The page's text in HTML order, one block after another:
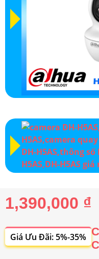
1,390,000 ₫
Giá Ưu Đãi: 5%-35%